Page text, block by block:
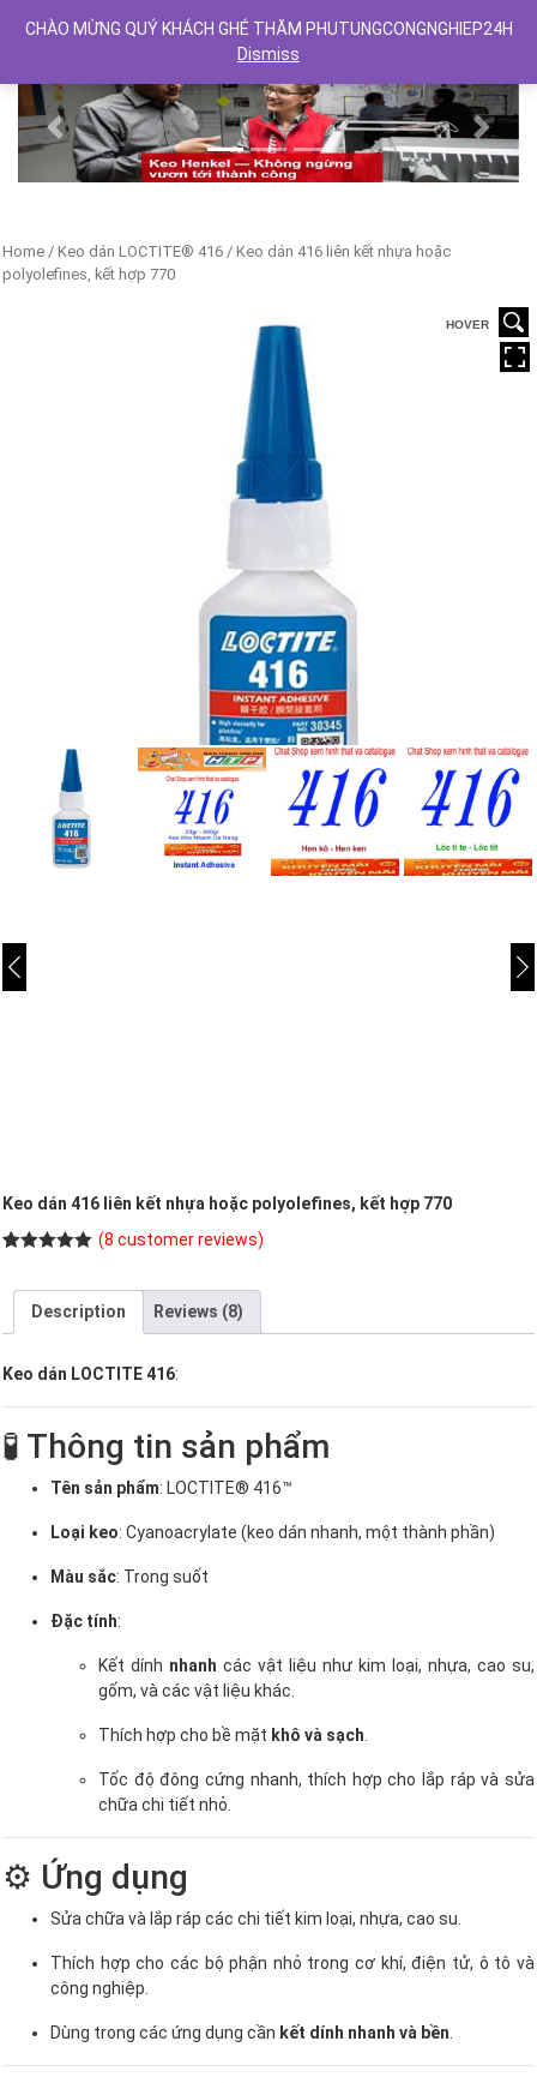
Previous Next
Home / Keo dán LOCTITE® 416 / Keo dán 416 liên kết nhựa hoặc
polyolefines, kết hợp 770
HOVER
Keo dán 416 liên kết nhựa hoặc polyolefines, kết hợp 770
customer
ratings
(8 customer reviews)
Description Reviews (8)
Keo dán LOCTITE 416:
🧪 Thông tin sản phẩm
Tên sản phẩm: LOCTITE® 416™
Loại keo: Cyanoacrylate (keo dán nhanh, một thành phần)
Màu sắc: Trong suốt
Đặc tính:
Kết dính nhanh các vật liệu như kim loại, nhựa, cao su,
gốm, và các vật liệu khác.
Thích hợp cho bề mặt khô và sạch
Tốc độ đông cứng nhanh, thích hợp cho lắp ráp và sửa
chữa chi tiết nhỏ.
⚙️ Ứng dụng
Sửa chữa và lắp ráp các chi tiết kim loại, nhựa, cao su.
Thích hợp cho các bộ phận nhỏ trong cơ khí, điện tử, ô tô và
công nghiệp.
Dùng trong các ứng dụng cần kết dính nhanh và bền
CHÀO MỪNG QUÝ KHÁCH GHÉ THĂM PHUTUNGCONGNGHIEP24H
Dismiss